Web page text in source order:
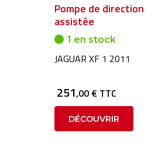
Pompe de direction
assistée
1 en stock
JAGUAR XF 1 2011
251,00 € TTC
DÉCOUVRIR